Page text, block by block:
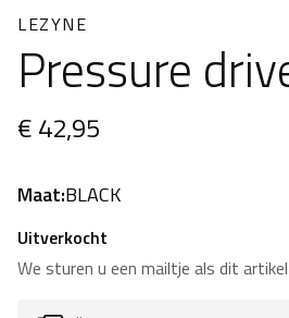
LEZYNE
Pressure
€ 42,95
Maat:BLACK
Uitverkocht
We sturen u een mailtje als dit